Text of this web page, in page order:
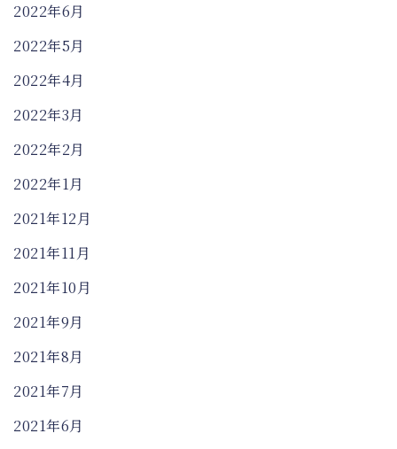
2022年6月
2022年5月
2022年4月
2022年3月
2022年2月
2022年1月
2021年12月
2021年11月
2021年10月
2021年9月
2021年8月
2021年7月
2021年6月